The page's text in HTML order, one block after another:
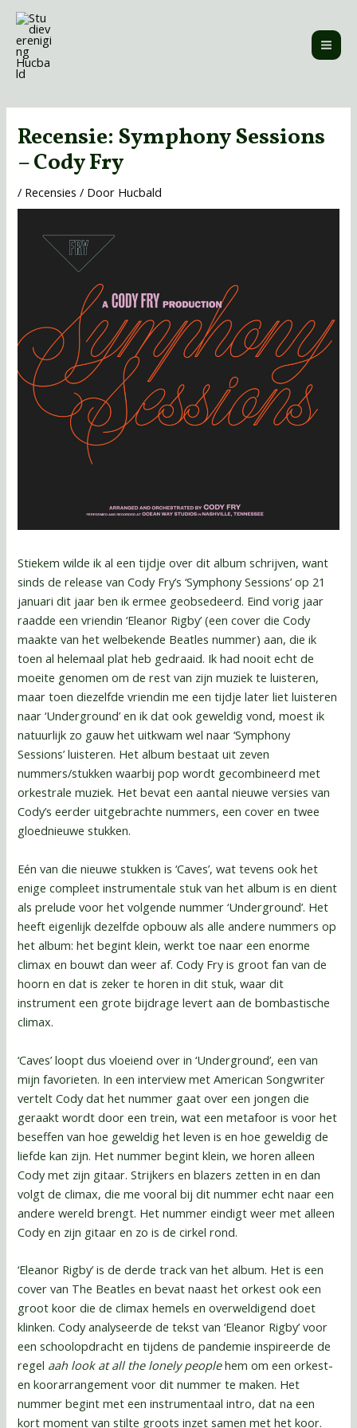
naar
inhoud
Recensie: Symphony Sessions
– Cody Fry
/ Recensies / Door Hucbald
Stiekem wilde ik al een tijdje over dit album schrijven, want
sinds de release van Cody Fry’s ‘Symphony Sessions’ op 21
januari dit jaar ben ik ermee geobsedeerd. Eind vorig jaar
raadde een vriendin ‘Eleanor Rigby’ (een cover die Cody
maakte van het welbekende Beatles nummer) aan, die ik
toen al helemaal plat heb gedraaid. Ik had nooit echt de
moeite genomen om de rest van zijn muziek te luisteren,
maar toen diezelfde vriendin me een tijdje later liet luisteren
naar ‘Underground’ en ik dat ook geweldig vond, moest ik
natuurlijk zo gauw het uitkwam wel naar ‘Symphony
Sessions’ luisteren. Het album bestaat uit zeven
nummers/stukken waarbij pop wordt gecombineerd met
orkestrale muziek. Het bevat een aantal nieuwe versies van
Cody’s eerder uitgebrachte nummers, een cover en twee
gloednieuwe stukken.
Eén van die nieuwe stukken is ‘Caves’, wat tevens ook het
enige compleet instrumentale stuk van het album is en dient
als prelude voor het volgende nummer ‘Underground’. Het
heeft eigenlijk dezelfde opbouw als alle andere nummers op
het album: het begint klein, werkt toe naar een enorme
climax en bouwt dan weer af. Cody Fry is groot fan van de
hoorn en dat is zeker te horen in dit stuk, waar dit
instrument een grote bijdrage levert aan de bombastische
climax.
‘Caves’ loopt dus vloeiend over in ‘Underground’, een van
mijn favorieten. In een interview met American Songwriter
vertelt Cody dat het nummer gaat over een jongen die
geraakt wordt door een trein, wat een metafoor is voor het
beseffen van hoe geweldig het leven is en hoe geweldig de
liefde kan zijn. Het nummer begint klein, we horen alleen
Cody met zijn gitaar. Strijkers en blazers zetten in en dan
volgt de climax, die me vooral bij dit nummer echt naar een
andere wereld brengt. Het nummer eindigt weer met alleen
Cody en zijn gitaar en zo is de cirkel rond.
‘Eleanor Rigby’ is de derde track van het album. Het is een
cover van The Beatles en bevat naast het orkest ook een
groot koor die de climax hemels en overweldigend doet
klinken. Cody analyseerde de tekst van ‘Eleanor Rigby’ voor
een schoolopdracht en tijdens de pandemie inspireerde de
regel aah look at all the lonely peoplehem om een orkest-
en koorarrangement voor dit nummer te maken. Het
nummer begint met een instrumentaal intro, dat na een
kort moment van stilte groots inzet samen met het koor.